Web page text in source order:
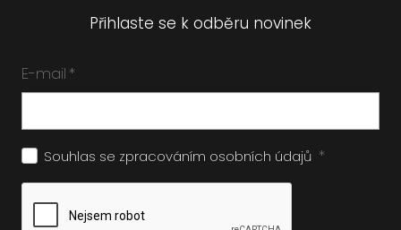
Přihlaste se k odběru novinek
E-mail *
Souhlas se zpracováním osobních údajů *